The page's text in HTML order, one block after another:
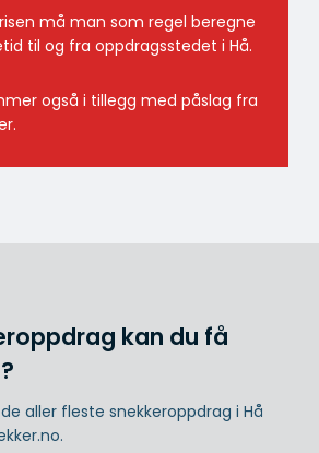
må man som regel beregne
til og fra oppdragsstedet i Hå.
også i tillegg med påslag fra
kan du få
aller fleste snekkeroppdrag i Hå